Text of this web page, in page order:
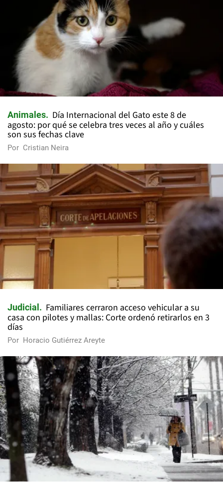
Animales
Día Internacional del Gato este 8 de
agosto: por qué se celebra tres veces al año y cuáles
son sus fechas clave
Por Cristian Neira
Judicial
Familiares cerraron acceso vehicular a su
casa con pilotes y mallas: Corte ordenó retirarlos en 3
días
Por Horacio Gutiérrez Areyte